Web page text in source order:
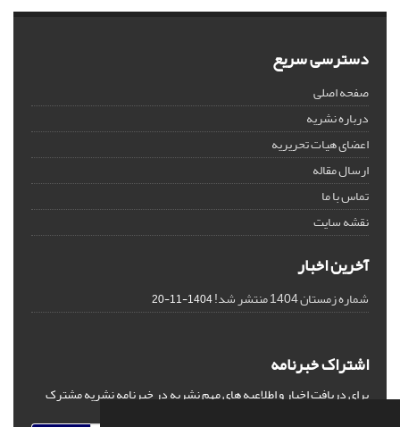
دسترسی سریع
صفحه اصلی
درباره نشریه
اعضای هیات تحریریه
ارسال مقاله
تماس با ما
نقشه سایت
آخرین اخبار
شماره زمستان 1404 منتشر شد! 1404-11-20
اشتراک خبرنامه
برای دریافت اخبار و اطلاعیه های مهم نشریه در خبرنامه نشریه مشترک